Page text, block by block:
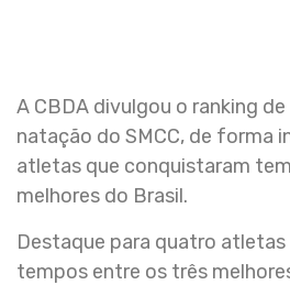
A CBDA divulgou o ranking
natação do SMCC, de forma
atletas que conquistaram
melhores do Brasil.
Destaque para quatro
tempos entre os três